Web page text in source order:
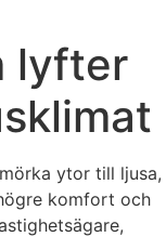
lyfter
ytor till ljusa,
komfort och